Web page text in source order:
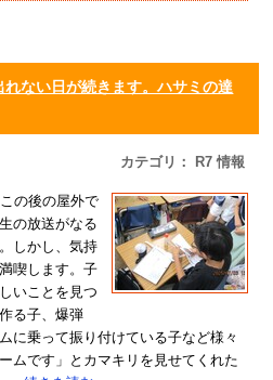
ない日が続きます。ハサミの達
カテゴリ： R7 情報
の後の屋外で
の放送がなる
しかし、気持
喫します。子
いことを見つ
る子、爆弾
に乗って振り付けている子など様々
ムです」とカマキリを見せてくれた